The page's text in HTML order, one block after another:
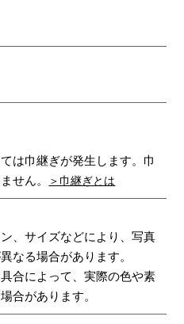
は巾継ぎが発生します。巾
せん。
＞巾継ぎとは
、サイズなどにより、写真
なる場合があります。
合によって、実際の色や素
合があります。